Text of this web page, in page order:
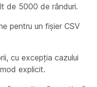
de 5000 de rânduri.
pentru un fișier CSV
cu excepția cazului
explicit.